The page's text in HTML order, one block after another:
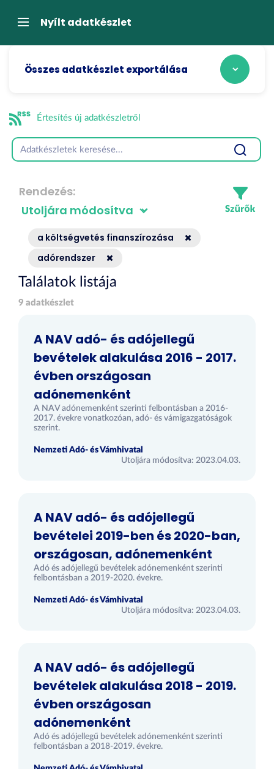
átugrásaNavigációNyílt adatkészlet
Összes adatkészlet exportálása
Értesítés új adatkészletről
Rendezés
a költségvetés finanszírozása
adórendszer
Találatok listája
9 adatkészlet
A NAV adó- és adójellegű
bevételek alakulása 2016 - 2017.
évben országosan
adónemenként
A NAV adónemenként szerinti felbontásban a 2016-
2017. évekre vonatkozóan, adó- és vámigazgatóságok
szerint.
Nemzeti Adó- és Vámhivatal
Utoljára módosítva: 2023.04.03.
A NAV adó- és adójellegű
bevételei 2019-ben és 2020-ban,
országosan, adónemenként
Adó és adójellegű bevételek adónemenként szerinti
felbontásban a 2019-2020. évekre.
Nemzeti Adó- és Vámhivatal
Utoljára módosítva: 2023.04.03.
A NAV adó- és adójellegű
bevételek alakulása 2018 - 2019.
évben országosan
adónemenként
Adó és adójellegű bevételek adónemenként szerinti
felbontásban a 2018-2019. évekre.